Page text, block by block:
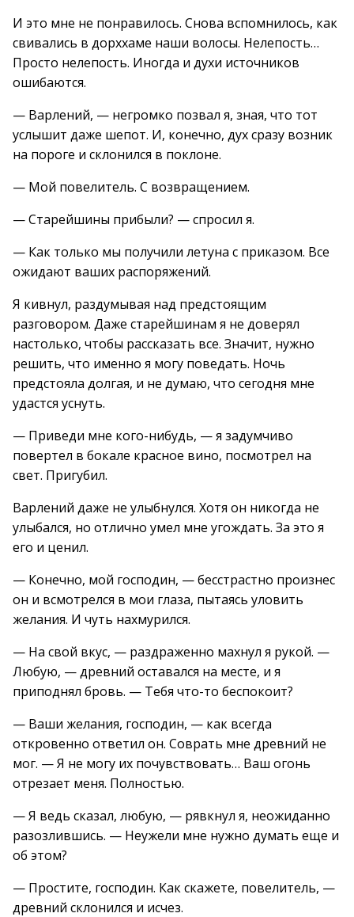
И это мне не понравилось. Снова вспомнилось, как
свивались в дорххаме наши волосы. Нелепость…
Просто нелепость. Иногда и духи источников
ошибаются.
— Варлений, — негромко позвал я, зная, что тот
услышит даже шепот. И, конечно, дух сразу возник
на пороге и склонился в поклоне.
— Мой повелитель. С возвращением.
— Старейшины прибыли? — спросил я.
— Как только мы получили летуна с приказом. Все
ожидают ваших распоряжений.
Я кивнул, раздумывая над предстоящим
разговором. Даже старейшинам я не доверял
настолько, чтобы рассказать все. Значит, нужно
решить, что именно я могу поведать. Ночь
предстояла долгая, и не думаю, что сегодня мне
удастся уснуть.
— Приведи мне кого-нибудь, — я задумчиво
повертел в бокале красное вино, посмотрел на
свет. Пригубил.
Варлений даже не улыбнулся. Хотя он никогда не
улыбался, но отлично умел мне угождать. За это я
его и ценил.
— Конечно, мой господин, — бесстрастно произнес
он и всмотрелся в мои глаза, пытаясь уловить
желания. И чуть нахмурился.
— На свой вкус, — раздраженно махнул я рукой. —
Любую, — древний оставался на месте, и я
приподнял бровь. — Тебя что-то беспокоит?
— Ваши желания, господин, — как всегда
откровенно ответил он. Соврать мне древний не
мог. — Я не могу их почувствовать… Ваш огонь
отрезает меня. Полностью.
— Я ведь сказал, любую, — рявкнул я, неожиданно
разозлившись. — Неужели мне нужно думать еще и
об этом?
— Простите, господин. Как скажете, повелитель, —
древний склонился и исчез.